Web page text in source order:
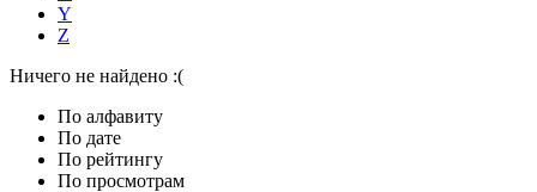
Y
Z
Ничего не найдено :(
По алфавиту
По дате
По рейтингу
По просмотрам